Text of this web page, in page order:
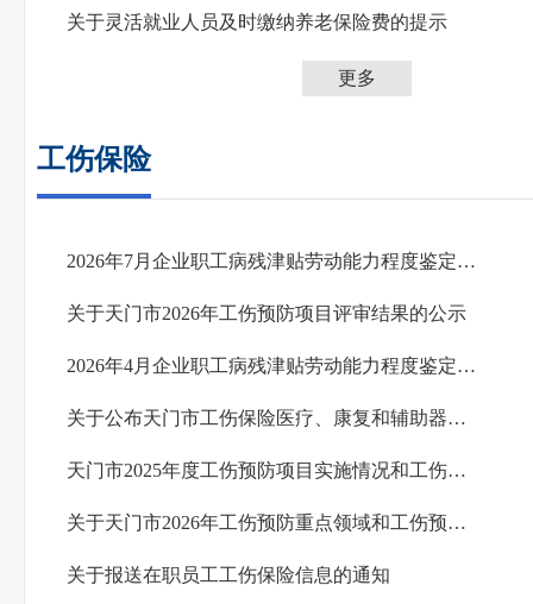
关于灵活就业人员及时缴纳养老保险费的提示
更多
工伤保险
2026年7月企业职工病残津贴劳动能力程度鉴定通过人员名单公示
关于天门市2026年工伤预防项目评审结果的公示
2026年4月企业职工病残津贴劳动能力程度鉴定通过人员名单公示
关于公布天门市工伤保险医疗、康复和辅助器具配置协议机构名单的通告
天门市2025年度工伤预防项目实施情况和工伤预防费用使用情况的公示
关于天门市2026年工伤预防重点领域和工伤预防项目申报指南的公告
关于报送在职员工工伤保险信息的通知